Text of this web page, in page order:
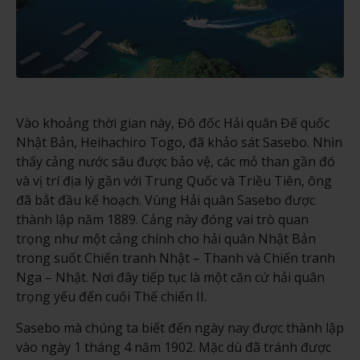
Vào khoảng thời gian này, Đô đốc Hải quân Đế quốc
Nhật Bản, Heihachiro Togo, đã khảo sát Sasebo. Nhìn
thấy cảng nước sâu được bảo vệ, các mỏ than gần đó
và vị trí địa lý gần với Trung Quốc và Triều Tiên, ông
đã bắt đầu kế hoạch. Vùng Hải quân Sasebo được
thành lập năm 1889. Cảng này đóng vai trò quan
trọng như một cảng chính cho hải quân Nhật Bản
trong suốt Chiến tranh Nhật – Thanh và Chiến tranh
Nga – Nhật. Nơi đây tiếp tục là một căn cứ hải quân
trọng yếu đến cuối Thế chiến II.
Sasebo mà chúng ta biết đến ngày nay được thành lập
vào ngày 1 tháng 4 năm 1902. Mặc dù đã tránh được